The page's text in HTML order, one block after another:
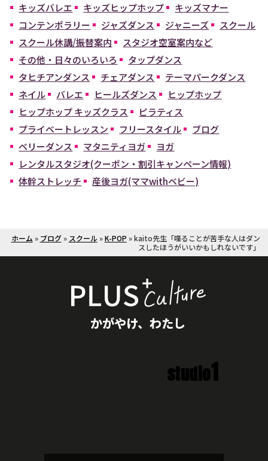
キッズバレエ
キッズヒップホップ
キッズマナー
コンテンポラリー
ジャズダンス ジャニーズ
スクール
スクール休講/振替案内
スタジオ空室案内など
その他・日々のいろいろ
タップダンス
タヒチアンダンス
チェアダンス
テーマパークダンス
ネイル
バレエ ヒールズダンス
ヒップホップ
ヒップホップ キッズクラス
ピラティス
プライベートレッスン
フリースタイル
ブログ
ベリーダンス
マタニティヨガ
ヨガ
レンタルスタジオ(クーポン・割引キャンペーン情報)
体幹ストレッチ
産後ヨガ(ママwithベビー)
ホーム » ブログ» スクール »K-POP »kaito先生「喋ることが苦手な人はダン
スしたほうがいいかもしれないです」
かがやけ、わたし
studio1